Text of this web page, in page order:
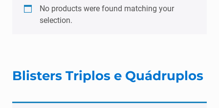
No products were found matching your
selection.
Blisters Triplos e Quádruplos